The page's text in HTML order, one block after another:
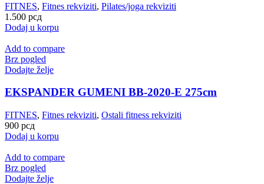
FITNES, Fitnes rekviziti, Pilates/joga rekviziti
1.500 рсд
Dodaj u korpu
Add to compare
Brz pogled
Dodajte želje
EKSPANDER GUMENI BB-2020-E 275cm
FITNES, Fitnes rekviziti, Ostali fitness rekviziti
900 рсд
Dodaj u korpu
Add to compare
Brz pogled
Dodajte želje